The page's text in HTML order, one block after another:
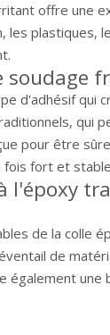
offre une
les plastiques,
soudage
d'adhésif qui
qui
pour être
fois fort et
l'époxy
de la colle
de
également